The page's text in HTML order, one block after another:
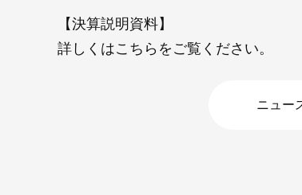
【決算説明資料】
詳しくはこちら をご覧ください。
ニュー